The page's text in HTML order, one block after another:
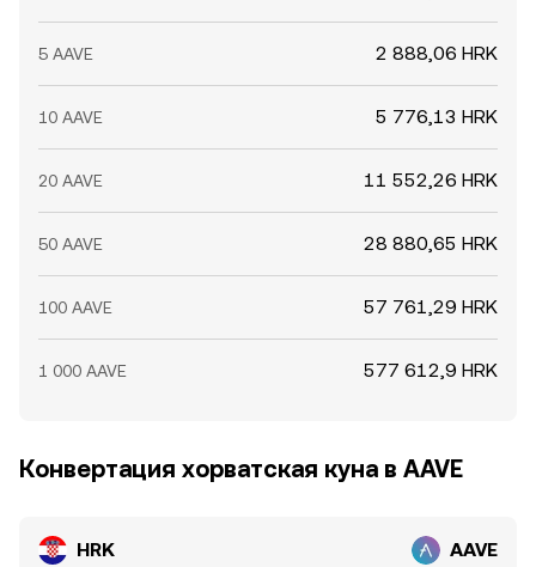
«китов» — например, выводы/вводы AAVE на биржи или
переводы из/в Safety Module — часто
сопровождаются скачками ликвидности и быстрыми
5 AAVE 2 888,06 HRK
10 AAVE 5 776,13 HRK
20 AAVE 11 552,26 HRK
50 AAVE 28 880,65 HRK
100 AAVE 57 761,29 HRK
1 000 AAVE 577 612,9 HRK
Конвертация хорватская куна в AAVE
HRK AAVE